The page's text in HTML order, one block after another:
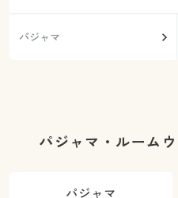
パジャマ
パジャマ・ルーム
パジャマ